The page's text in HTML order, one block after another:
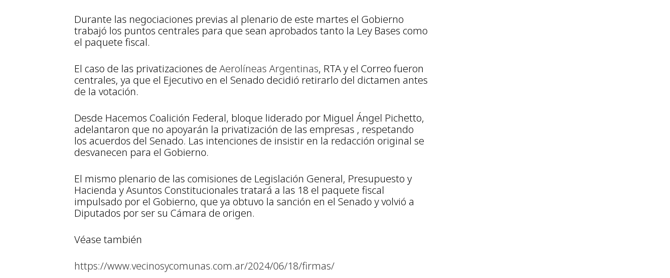
Durante las negociaciones previas al plenario de este martes el Gobierno
trabajó los puntos centrales para que sean aprobados tanto la Ley Bases como
el paquete fiscal.
El caso de las privatizaciones de Aerolíneas Argentinas, RTA y el Correo fueron
centrales, ya que el Ejecutivo en el Senado decidió retirarlo del dictamen antes
de la votación.
Desde Hacemos Coalición Federal, bloque liderado por Miguel Ángel Pichetto,
adelantaron que no apoyarán la privatización de las empresas , respetando
los acuerdos del Senado. Las intenciones de insistir en la redacción original se
desvanecen para el Gobierno.
El mismo plenario de las comisiones de Legislación General, Presupuesto y
Hacienda y Asuntos Constitucionales tratará a las 18 el paquete fiscal
impulsado por el Gobierno, que ya obtuvo la sanción en el Senado y volvió a
Diputados por ser su Cámara de origen.
Véase también
https://www.vecinosycomunas.com.ar/2024/06/18/firmas/